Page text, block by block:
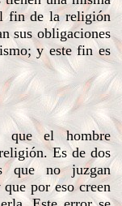
fin de la religión
sus obligaciones
y este fin es
el hombre
Es de dos
que no juzgan
por eso creen